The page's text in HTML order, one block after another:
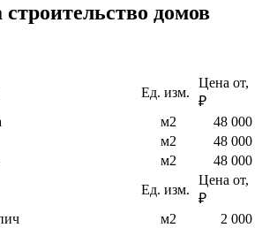
домов
Ед. изм.
Цена от,
₽
м2
48 000
м2
48 000
м2
48 000
Ед. изм.
Цена от,
₽
м2
2 000